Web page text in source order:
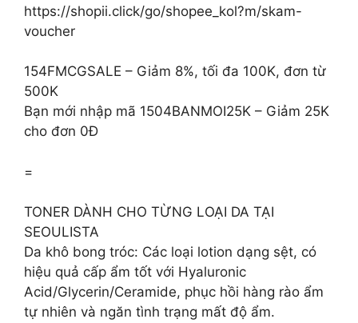
https://shopii.click/go/shopee_kol?m/skam-
voucher
154FMCGSALE – Giảm 8%, tối đa 100K, đơn từ
500K
Bạn mới nhập mã 1504BANMOI25K – Giảm 25K
cho đơn 0Đ
=
TONER DÀNH CHO TỪNG LOẠI DA TẠI
SEOULISTA
Da khô bong tróc: Các loại lotion dạng sệt, có
hiệu quả cấp ẩm tốt với Hyaluronic
Acid/Glycerin/Ceramide, phục hồi hàng rào ẩm
tự nhiên và ngăn tình trạng mất độ ẩm.